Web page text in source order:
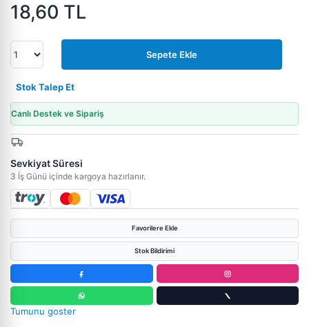
18,60 TL
Sepete Ekle
Stok Talep Et
Canlı Destek ve Sipariş
Sevkiyat Süresi
3 İş Günü içinde kargoya hazırlanır.
Favorilere Ekle
Stok Bildirimi
Tumunu goster